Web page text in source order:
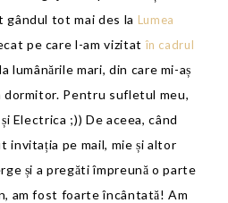
gândul tot mai des la Lumea
pe care l-am vizitatîn cadrul
lumânările mari, din care mi-aș
dormitor. Pentru sufletul meu,
Electrica ;)) De aceea, când
invitația pe mail, mie și altor
și a pregăti împreună o parte
am fost foarte încântată! Am